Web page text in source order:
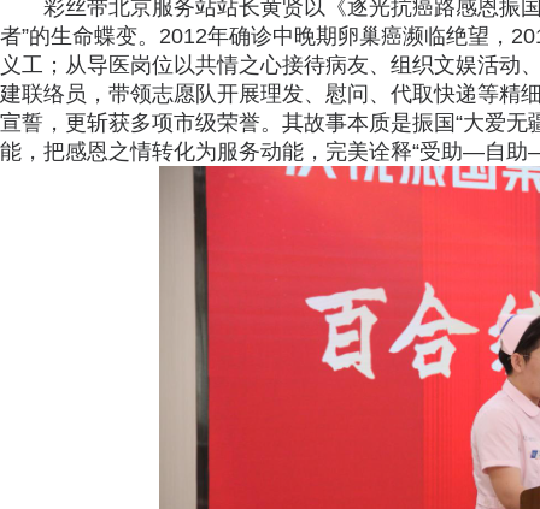
彩丝带北京服务站站长黄贤以《逐光抗癌路感恩
者”的生命蝶变。2012年确诊中晚期卵巢癌濒临绝望，
义工；从导医岗位以共情之心接待病友、组织文娱活动
建联络员，带领志愿队开展理发、慰问、代取快递等精
宣誓，更斩获多项市级荣誉。其故事本质是振国“大爱
能，把感恩之情转化为服务动能，完美诠释“受助—自助